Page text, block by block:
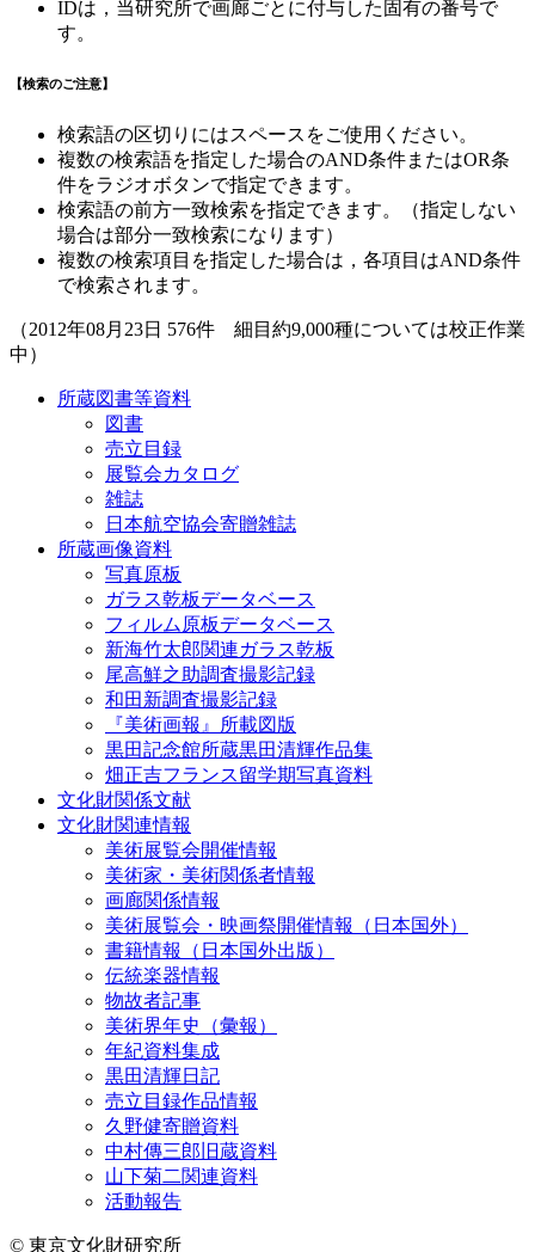
IDは，当研究所で画廊ごとに付与した固有の番号で
す。
【検索のご注意】
検索語の区切りにはスペースをご使用ください。
複数の検索語を指定した場合のAND条件またはOR条
件をラジオボタンで指定できます。
検索語の前方一致検索を指定できます。（指定しない
場合は部分一致検索になります）
複数の検索項目を指定した場合は，各項目はAND条件
で検索されます。
（2012年08月23日 576件 細目約9,000種については校正作業
中）
所蔵図書等資料
図書
売立目録
展覧会カタログ
雑誌
日本航空協会寄贈雑誌
所蔵画像資料
写真原板
ガラス乾板データベース
フィルム原板データベース
新海竹太郎関連ガラス乾板
尾高鮮之助調査撮影記録
和田新調査撮影記録
『美術画報』所載図版
黒田記念館所蔵黒田清輝作品集
畑正吉フランス留学期写真資料
文化財関係文献
文化財関連情報
美術展覧会開催情報
美術家・美術関係者情報
画廊関係情報
美術展覧会・映画祭開催情報（日本国外）
書籍情報（日本国外出版）
伝統楽器情報
物故者記事
美術界年史（彙報）
年紀資料集成
黒田清輝日記
売立目録作品情報
久野健寄贈資料
中村傳三郎旧蔵資料
山下菊二関連資料
活動報告
© 東京文化財研究所